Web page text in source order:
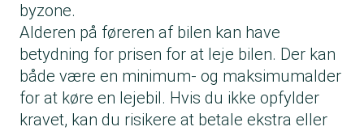
byzone.
Alderen på føreren af bilen kan have
betydning for prisen for at leje bilen. Der kan
både være en minimum- og maksimumalder
for at køre en lejebil. Hvis du ikke opfylder
kravet, kan du risikere at betale ekstra eller